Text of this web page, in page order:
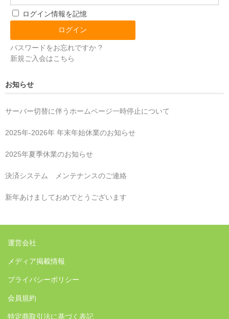
ログイン情報を記憶
パスワードをお忘れですか ?
新規ご入会はこちら
お知らせ
サーバー切替に伴うホームページ一時停止について
2025年‐2026年 年末年始休業のお知らせ
2025年夏季休業のお知らせ
決済システム メンテナンスのご連絡
新年あけましておめでとうございます
運営会社
メディア掲載情報
プライバシーポリシー
会員規約
特定商取引法に基づく表記